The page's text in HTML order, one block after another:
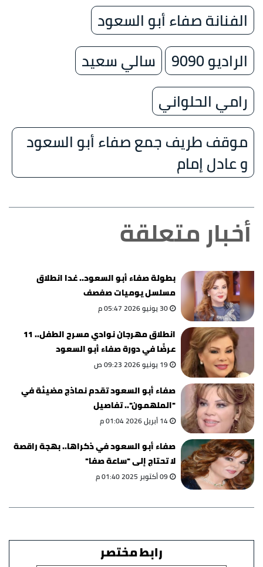
الفنانة صفاء أبو السعود
الراديو 9090
سالي سعيد
رامي الحلواني
موقف طريف جمع صفاء أبو السعود
و عادل إمام
أخبار متعلقة
بطولة صفاء أبو السعود.. غدا انطلاق
مسلسل يوميات صفصف
30 يونيو 2026 05:47 م
انطلاق مهرجان نوادي مسرح الطفل.. 11
عرضًا في دورة صفاء أبو السعود
19 يونيو 2026 09:23 ص
صفاء أبو السعود تقدم نماذج مضيئة في
"الملهمون".. تفاصيل
14 أبريل 2026 01:04 م
صفاء أبو السعود في ذكراها.. بهجة راقصة
لا تحتاج إلى "ساعة صفا"
09 أكتوبر 2025 01:40 م
رابط مختصر